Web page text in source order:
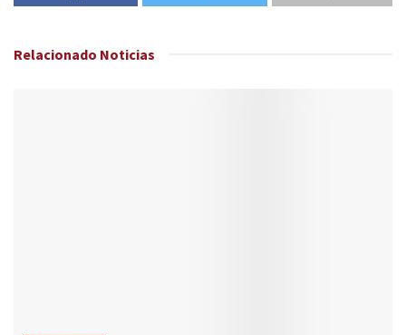
Relacionado Noticias